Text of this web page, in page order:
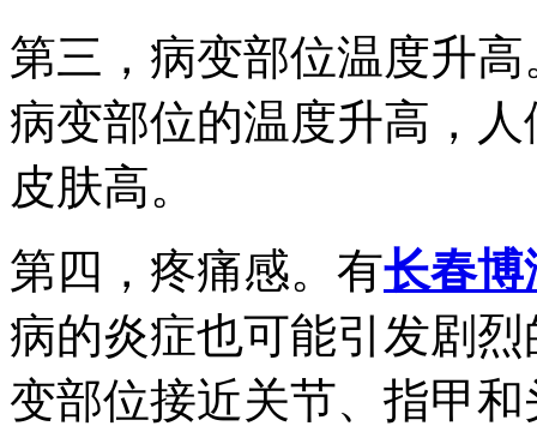
第三，病变部位温度升
病变部位的温度升高，
皮肤高。
第四，疼痛感。有长春博
病的炎症也可能引发剧
变部位接近关节、指甲